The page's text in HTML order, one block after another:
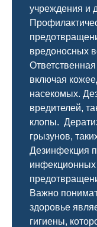
учреждения и
вредоносных
включая
насекомых.
вредителей,
клопы.
грызунов,
Дезинфекция
инфекционных
Важно
здоровье
гигиены,